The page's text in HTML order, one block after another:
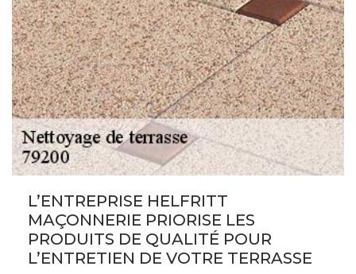
L’ENTREPRISE HELFRITT
MAÇONNERIE PRIORISE LES
PRODUITS DE QUALITÉ POUR
L’ENTRETIEN DE VOTRE TERRASSE